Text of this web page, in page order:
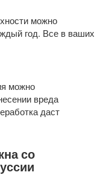
можно
год. Все в ваших
можно
вреда
даст
со